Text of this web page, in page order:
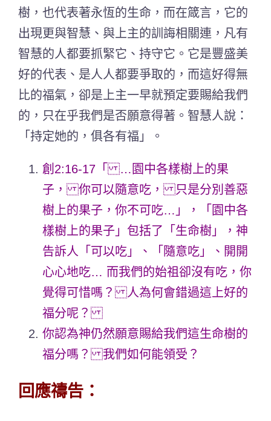
樹，也代表著永恆的生命，而在箴言，它的
出現更與智慧、與上主的訓誨相關連，凡有
智慧的人都要抓緊它、持守它。它是豐盛美
好的代表、是人人都要爭取的，而這好得無
比的福氣，卻是上主一早就預定要賜給我們
的，只在乎我們是否願意得著。智慧人說：
「持定她的，俱各有福」。
創2:16-17「 …園中各樣樹上的果
子， 你可以隨意吃， 只是分別善惡
樹上的果子，你不可吃…」，「園中各
樣樹上的果子」包括了「生命樹」，神
告訴人「可以吃」、「隨意吃」、開開
心心地吃… 而我們的始祖卻沒有吃，你
覺得可惜嗎？ 人為何會錯過這上好的
福分呢？
你認為神仍然願意賜給我們這生命樹的
福分嗎？ 我們如何能領受？
回應禱告：